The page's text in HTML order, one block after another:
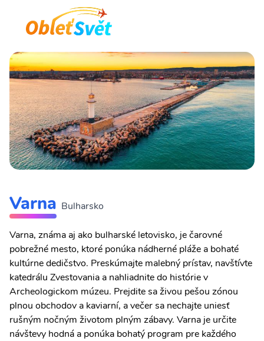
Varna Bulharsko
Varna, známa aj ako bulharské letovisko, je čarovné
pobrežné mesto, ktoré ponúka nádherné pláže a bohaté
kultúrne dedičstvo. Preskúmajte malebný prístav, navštívte
katedrálu Zvestovania a nahliadnite do histórie v
Archeologickom múzeu. Prejdite sa živou pešou zónou
plnou obchodov a kaviarní, a večer sa nechajte uniesť
rušným nočným životom plným zábavy. Varna je určite
návštevy hodná a ponúka bohatý program pre každého